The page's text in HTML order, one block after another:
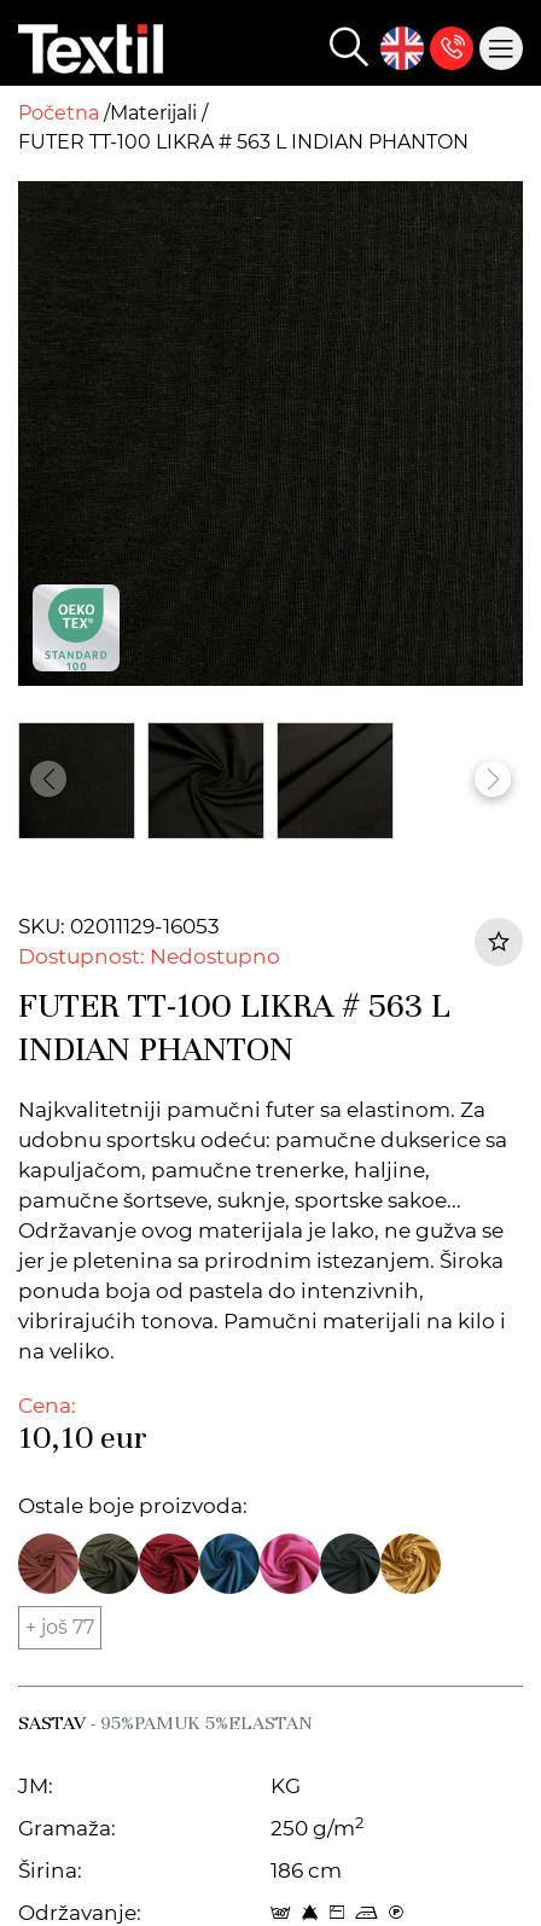
Početna Materijali
FUTER TT-100 LIKRA # 563 L INDIAN PHANTON
SKU: 02011129-16053
Dostupnost: Nedostupno
FUTER TT-100 LIKRA # 563 L
INDIAN PHANTON
Najkvalitetniji pamučni futer sa elastinom. Za
udobnu sportsku odeću: pamučne dukserice sa
kapuljačom, pamučne trenerke, haljine,
pamučne šortseve, suknje, sportske sakoe...
Održavanje ovog materijala je lako, ne gužva se
jer je pletenina sa prirodnim istezanjem. Široka
ponuda boja od pastela do intenzivnih,
vibrirajućih tonova. Pamučni materijali na kilo i
na veliko.
Cena:
10,10 eur
Ostale boje proizvoda:
+ još 77
SASTAV- 95%PAMUK 5%ELASTAN
JM:
KG
Gramaža:
250 g/m2
Širina:
186 cm
Održavanje:
t 8 Z p C